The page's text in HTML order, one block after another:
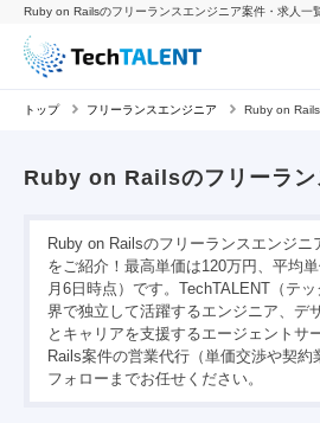
Ruby on Railsのフリーランスエンジニア案件・求人一
トップ フリーランスエンジニア Ruby on
Ruby on Railsのフリーラン
Ruby on Railsのフリーランスエンジニ
をご紹介！最高単価は120万円、平均
月6日時点）です。TechTALENT（テ
界で独立して活躍するエンジニア、デ
とキャリアを支援するエージェントサ
Rails案件の営業代行（単価交渉や契
フォローまでお任せください。